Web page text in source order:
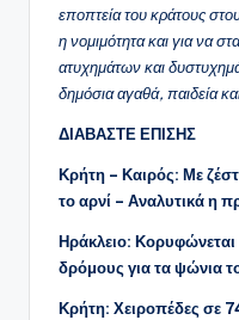
εποπτεία του κράτους
η νομιμότητα και για να
ατυχημάτων και
δημόσια αγαθά, παιδεία
ΔΙΑΒΑΣΤΕ ΕΠΙΣΗΣ
Κρήτη – Καιρός: Με
το αρνί – Αναλυτικά η
Ηράκλειο:
δρόμους για τα ψώνια
Κρήτη: Χειροπέδες σε